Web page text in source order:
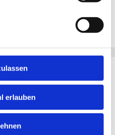
erlauben